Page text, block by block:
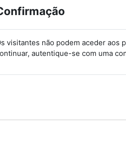
visitantes não podem aceder aos
autentique-se com uma